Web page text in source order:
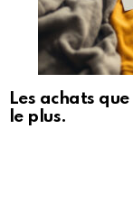
Les achats
le plus.